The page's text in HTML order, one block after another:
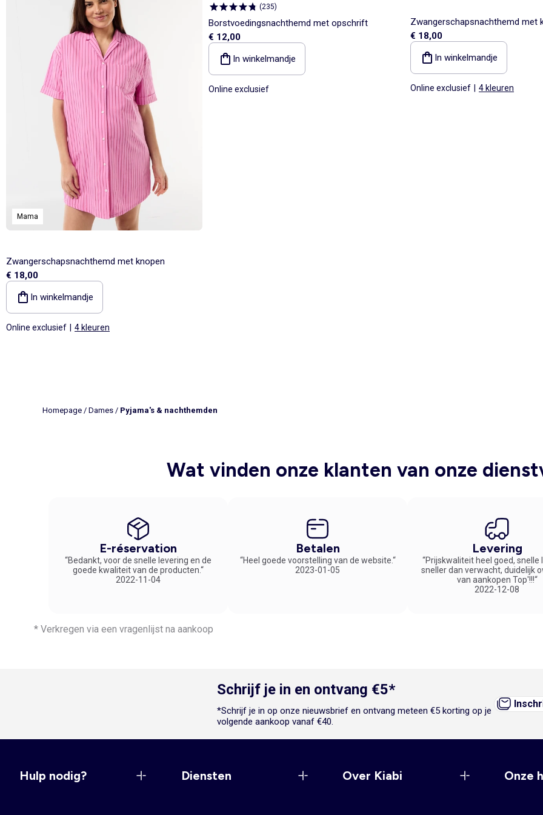
Mama
Zwangerschapsnachthemd met knopen
€ 18,00
In winkelmandje
Online exclusief 4 kleuren
(235)
Borstvoedingsnachthemd met opschrift
€ 12,00
In winkelmandje
Online exclusief
Zwangerschapsnachthemd met
€ 18,00
In winkelmandje
Online exclusief 4 kleuren
Homepage / Dames / Pyjama's & nachthemden
Wat vinden onze klanten van onze
E-réservation
“Bedankt, voor de snelle levering en de
goede kwaliteit van de producten.“
2022-11-04
Betalen
“Heel goede voorstelling van de website.“
2023-01-05
Levering
“Prijskwaliteit heel goed, snelle
sneller dan verwacht, duidelijk
van aankopen Top'!!!“
2022-12-08
* Verkregen via een vragenlijst na aankoop
Schrijf je in en ontvang €5*
*Schrijf je in op onze nieuwsbrief en ontvang meteen €5 korting op je
volgende aankoop vanaf €40.
Hulp nodig? Diensten Over Kiabi Onze